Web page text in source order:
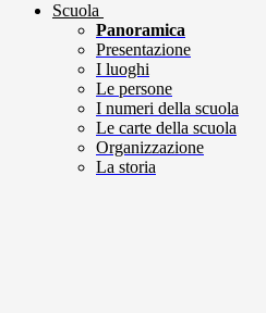
Scuola
Panoramica
Presentazione
I luoghi
Le persone
I numeri della scuola
Le carte della scuola
Organizzazione
La storia